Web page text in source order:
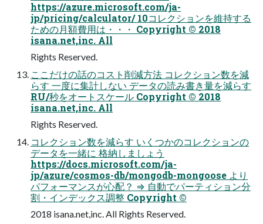
https://azure.microsoft.com/ja-
jp/pricing/calculator/ 10コレクションを維持する
ための⽉額費⽤は・・・ Copyright © 2018
isana.net,inc. All
Rights Reserved.
ここだけの話のコスト削減⽅法 コレクション数を減
らす ⼀度に集計しない データの読み書き量を減らす
RU/秒をオートスケール Copyright © 2018
isana.net,inc. All
Rights Reserved.
コレクション数を減らす いくつかのコレクションの
データを⼀緒に 格納しましょう
https://docs.microsoft.com/ja-
jp/azure/cosmos-db/mongodb-mongoose より
パフォーマンスが⼼配？ ⇒ ⾃動でパーティション分
割・インデックス調整 Copyright ©
2018 isana.net,inc. All Rights Reserved.